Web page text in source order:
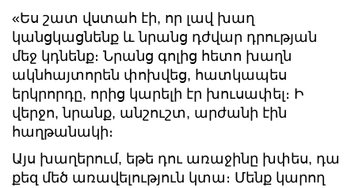
«Ես շատ վստահ էի, որ լավ խաղ
կանցկացնենք և նրանց դժվար դրության
մեջ կդնենք։ Նրանց գոլից հետո խաղն
ակնհայտորեն փոխվեց, հատկապես
երկրորդը, որից կարելի էր խուսափել։ Ի
վերջո, նրանք, անշուշտ, արժանի էին
հաղթանակի։
Այս խաղերում, եթե դու առաջինը խփես, դա
քեզ մեծ առավելություն կտա։ Մենք կարող